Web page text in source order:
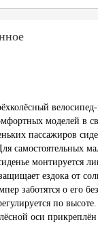
моделей в
пассажиров
самостоятельных
монтируется
ездока от
заботятся о его
по
оси прикреплён